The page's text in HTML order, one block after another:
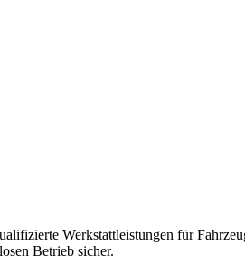
Werkstattleistungen für
Betrieb sicher.